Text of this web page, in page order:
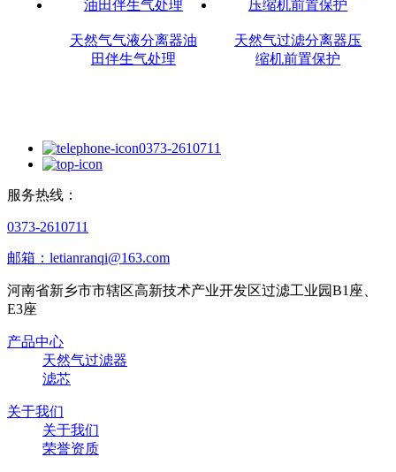
天然气气液分离器油
田伴生气处理
天然气过滤分离器压
缩机前置保护
0373-2610711
服务热线：
0373-2610711
邮箱：letianranqi@163.com
河南省新乡市市辖区高新技术产业开发区过滤工业园B1座、
E3座
产品中心
天然气过滤器
滤芯
关于我们
关于我们
荣誉资质